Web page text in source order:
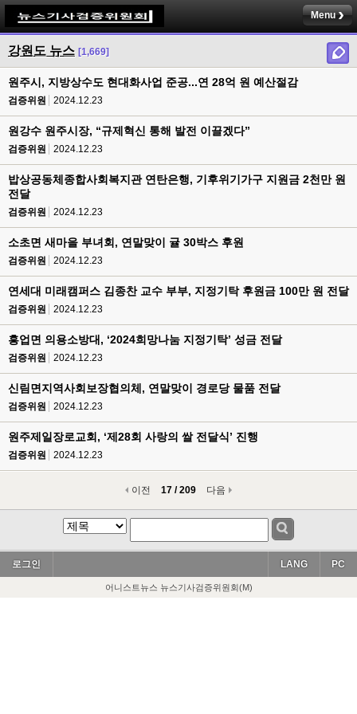
Menu
강원도 뉴스 [1,669]
원주시, 지방상수도 현대화사업 준공...연 28억 원 예산절감
검증위원 2024.12.23
원강수 원주시장, “규제혁신 통해 발전 이끌겠다”
검증위원 2024.12.23
밥상공동체종합사회복지관 연탄은행, 기후위기가구 지원금 2천만 원
전달
검증위원 2024.12.23
소초면 새마을 부녀회, 연말맞이 귤 30박스 후원
검증위원 2024.12.23
연세대 미래캠퍼스 김종찬 교수 부부, 지정기탁 후원금 100만 원 전달
검증위원 2024.12.23
흥업면 의용소방대, ‘2024희망나눔 지정기탁’ 성금 전달
검증위원 2024.12.23
신림면지역사회보장협의체, 연말맞이 경로당 물품 전달
검증위원 2024.12.23
원주제일장로교회, ‘제28회 사랑의 쌀 전달식’ 진행
검증위원 2024.12.23
이전 17 / 209 다음
로그인 PC
LANG
어니스트뉴스 뉴스기사검증위원회(M)